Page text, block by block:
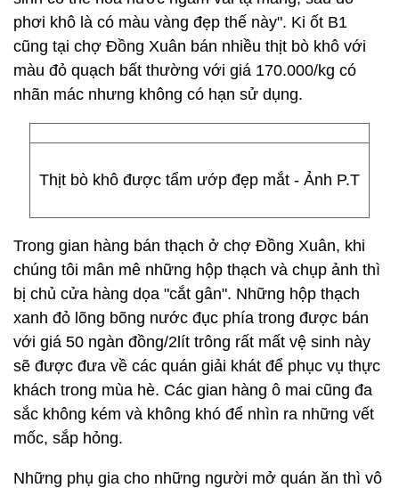
phơi khô là có màu vàng đẹp thế này". Ki ốt B1
cũng tại chợ Đồng Xuân bán nhiều thịt bò khô với
màu đỏ quạch bất thường với giá 170.000/kg có
nhãn mác nhưng không có hạn sử dụng.
Thịt bò khô được tẩm ướp đẹp mắt - Ảnh P.T
Trong gian hàng bán thạch ở chợ Đồng Xuân, khi
chúng tôi mân mê những hộp thạch và chụp ảnh thì
bị chủ cửa hàng dọa "cắt gân". Những hộp thạch
xanh đỏ lõng bõng nước đục phía trong được bán
với giá 50 ngàn đồng/2lít trông rất mất vệ sinh này
sẽ được đưa về các quán giải khát để phục vụ thực
khách trong mùa hè. Các gian hàng ô mai cũng đa
sắc không kém và không khó để nhìn ra những vết
mốc, sắp hỏng.
Những phụ gia cho những người mở quán ăn thì vô